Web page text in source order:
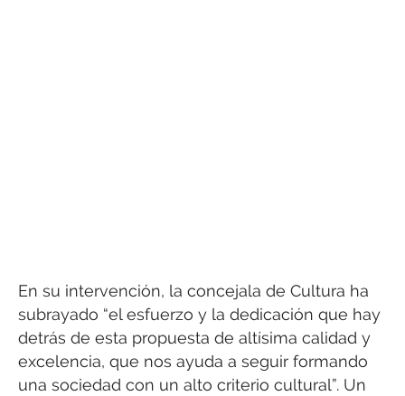
En su intervención, la concejala de Cultura ha
subrayado “el esfuerzo y la dedicación que hay
detrás de esta propuesta de altísima calidad y
excelencia, que nos ayuda a seguir formando
una sociedad con un alto criterio cultural”. Un